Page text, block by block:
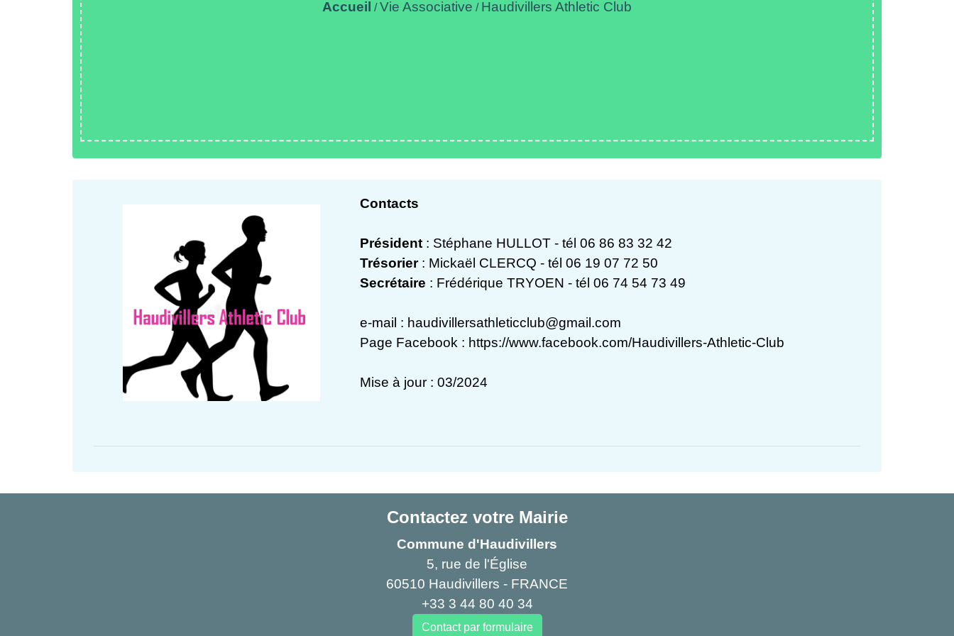
Accueil /Vie Associative / Haudivillers Athletic Club
Contacts
Président : Stéphane HULLOT - tél 06 86 83 32 42
Trésorier: Mickaël CLERCQ - tél 06 19 07 72 50
Secrétaire : Frédérique TRYOEN - tél 06 74 54 73 49
e-mail : haudivillersathleticclub@gmail.com
Page Facebook : https://www.facebook.com/Haudivillers-Athletic-Club
Mise à jour : 03/2024
Contactez votre Mairie
Commune d'Haudivillers
5, rue de l'Église
60510 Haudivillers - FRANCE
+33 3 44 80 40 34
Contact par formulaire